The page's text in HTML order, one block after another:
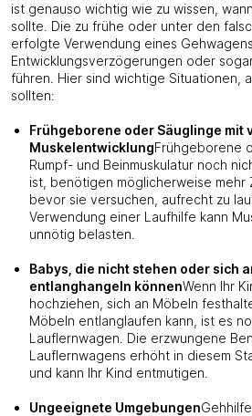
ist genauso wichtig wie zu wissen,
sollte. Die zu frühe oder unter den
erfolgte Verwendung eines
Entwicklungsverzögerungen oder
führen. Hier sind wichtige Situationen,
sollten:
Frühgeborene oder Säuglinge mit
MuskelentwicklungFrühgeborene
Rumpf- und Beinmuskulatur noch
ist, benötigen möglicherweise mehr
bevor sie versuchen, aufrecht zu
Verwendung einer Laufhilfe kann
unnötig belasten.
Babys, die nicht stehen oder sich
entlanghangeln könnenWenn Ihr
hochziehen, sich an Möbeln
Möbeln entlanglaufen kann, ist es
Lauflernwagen. Die erzwungene
Lauflernwagens erhöht in diesem
und kann Ihr Kind entmutigen.
Ungeeignete Umgebungen